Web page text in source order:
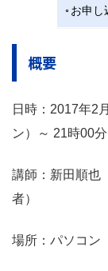
お申し
概要
日時：2017年2
ン）～ 21時00分
講師：新田順也
者）
場所：パソコン